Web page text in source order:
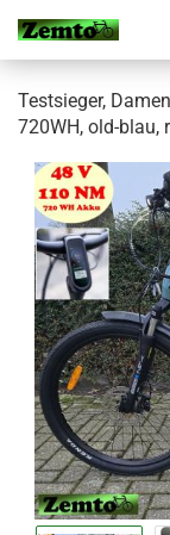
Testsieger,
720WH, old-blau,